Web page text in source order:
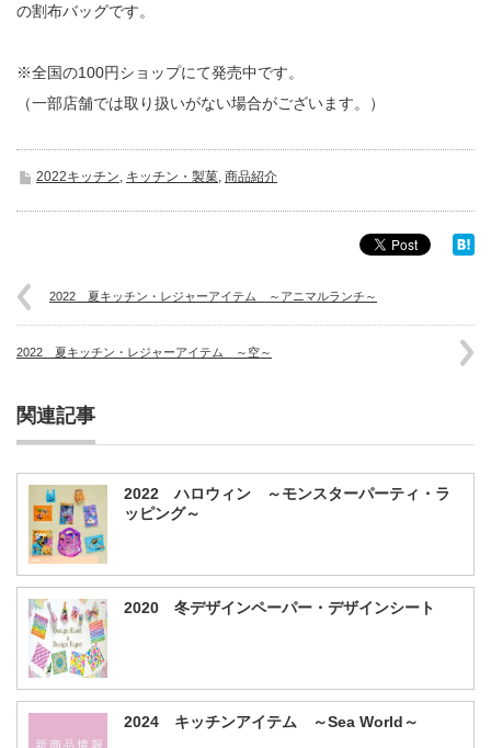
の割布バッグです。
※全国の100円ショップにて発売中です。
（一部店舗では取り扱いがない場合がございます。）
2022キッチン キッチン・製菓 商品紹介
2022 夏キッチン・レジャーアイテム ～アニマルランチ～
2022 夏キッチン・レジャーアイテム ～空～
関連記事
2022 ハロウィン ～モンスターパーティ・ラ
ッピング～
2020 冬デザインペーパー・デザインシート
2024 キッチンアイテム ～Sea World～